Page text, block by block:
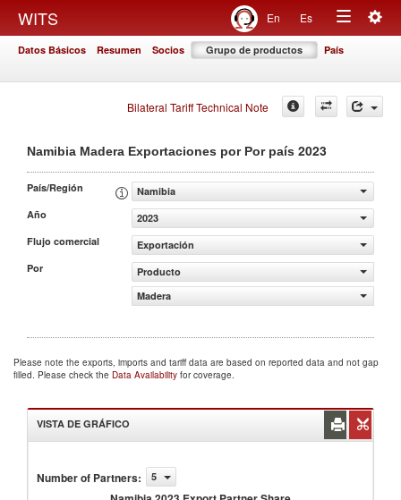
WITS En Es
Toggle
Datos Básicos Resumen Socios Grupo de productos País
Bilateral Tariff Technical Note
Namibia Madera Exportaciones por Por país 2023
País/Región
Namibia
Año
2023
Flujo comercial
Exportación
Por
Producto
Madera
Please note the exports, imports and tariff data are based on reported data and not gap
filled. Please check the Data Availability for coverage.
VISTA DE GRÁFICO
Number of Partners: 5